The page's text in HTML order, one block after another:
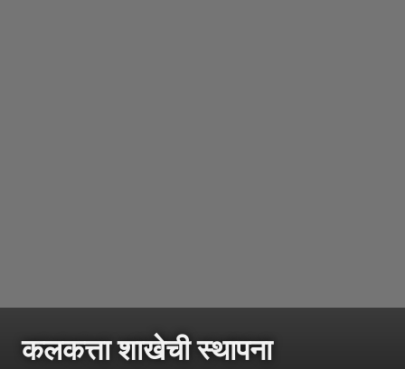
कलकत्ता शाखेची स्थापना